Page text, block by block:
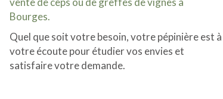
Bourges.
Quel que soit votre besoin, votre pépinière est à
votre écoute pour étudier vos envies et
satisfaire votre demande.